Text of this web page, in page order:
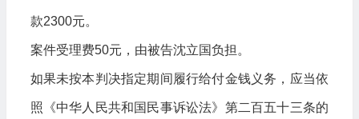
款2300元。
案件受理费50元，由被告沈立国负担。
如果未按本判决指定期间履行给付金钱义务，应当依
照《中华人民共和国民事诉讼法》第二百五十三条的